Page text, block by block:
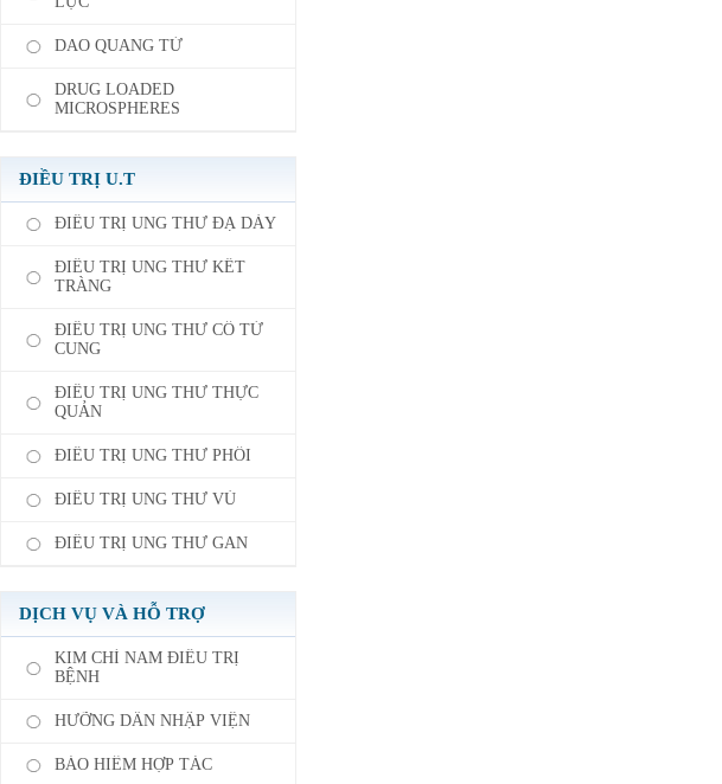
DAO QUANG TỬ
DRUG LOADED
MICROSPHERES
ĐIỀU TRỊ U.T
ĐIỀU TRỊ UNG THƯ ĐẠ DÀY
ĐIỀU TRỊ UNG THƯ KẾT
TRÀNG
ĐIỀU TRỊ UNG THƯ CỔ TỬ
CUNG
ĐIỀU TRỊ UNG THƯ THỰC
QUẢN
ĐIỀU TRỊ UNG THƯ PHỔI
ĐIỀU TRỊ UNG THƯ VÚ
ĐIỀU TRỊ UNG THƯ GAN
DỊCH VỤ VÀ HỖ TRỢ
KIM CHỈ NAM ĐIỀU TRỊ
BỆNH
HƯỠNG DẪN NHẬP VIỆN
BẢO HIỂM HỢP TÁC